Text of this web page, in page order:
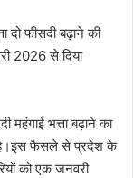
दो फीसदी बढ़ाने की
2026 से दिया
महंगाई भत्ता बढ़ाने का
है।इस फैसले से प्रदेश के
को एक जनवरी